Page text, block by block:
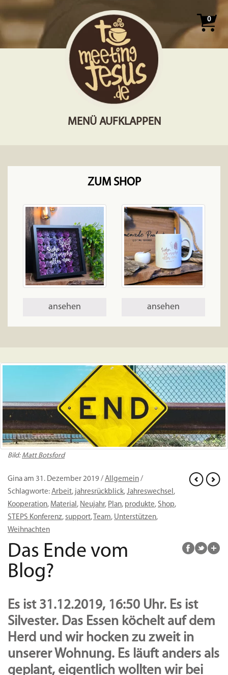
0
MENÜ AUFKLAPPEN
ZUM SHOP
ansehen ansehen
Bild: Matt Botsford
Gina am 31. Dezember 2019 / Allgemein /
Schlagworte: Arbeit, jahresrückblick, Jahreswechsel,
Kooperation, Material, Neujahr, Plan, produkte, Shop,
STEPS Konferenz, support, Team, Unterstützen,
Weihnachten
Das Ende vom
Blog?
Es ist 31.12.2019, 16:50 Uhr. Es ist
Silvester. Das Essen köchelt auf dem
Herd und wir hocken zu zweit in
unserer Wohnung. Es läuft anders als
geplant, eigentlich wollten wir bei